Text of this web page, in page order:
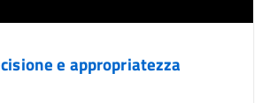
e appropriatezza